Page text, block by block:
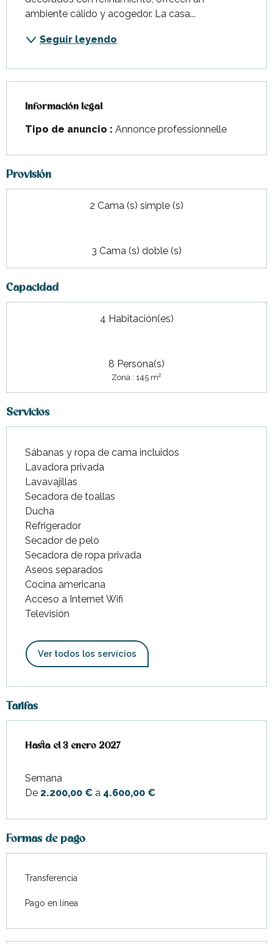
ambiente cálido y acogedor. La casa...
Seguir leyendo
Información legal
Información legal
Tipo de anuncio : Annonce professionnelle
Provisión
2 Cama (s) simple (s)
3 Cama (s) doble (s)
Capacidad
4 Habitación(es)
8 Persona(s)
Zona : 145 m2
Servicios
Sábanas y ropa de cama incluidos
Lavadora privada
Lavavajillas
Secadora de toallas
Ducha
Refrigerador
Secador de pelo
Secadora de ropa privada
Aseos separados
Cocina americana
Acceso a Internet Wifi
Televisión
Ver todos los servicios
Tarifas
Desde 1 enero 2026hasta
Hasta el3 enero 2027
Semana
De 2.200,00 € a 4.600,00 €
Formas de pago
Transferencia
Pago en línea